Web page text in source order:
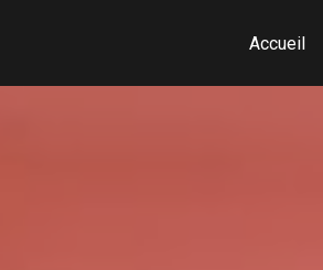
Accueil